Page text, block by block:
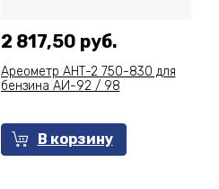
2 817,50 руб.
Ареометр АНТ-2 750-830 для
бензина АИ-92 / 98
В корзину